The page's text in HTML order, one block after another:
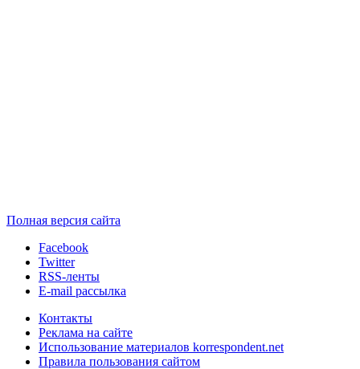
Полная версия сайта
Facebook
Twitter
RSS-ленты
E-mail рассылка
Контакты
Реклама на сайте
Использование материалов korrespondent.net
Правила пользования сайтом